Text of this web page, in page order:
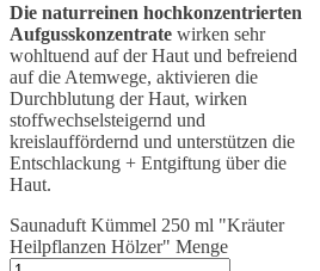
Die naturreinen hochkonzentrierten
Aufgusskonzentrate wirken sehr
wohltuend auf der Haut und befreiend
auf die Atemwege, aktivieren die
Durchblutung der Haut, wirken
stoffwechselsteigernd und
kreislauffördernd und unterstützen die
Entschlackung + Entgiftung über die
Haut.
Saunaduft Kümmel 250 ml "Kräuter
Heilpflanzen Hölzer" Menge